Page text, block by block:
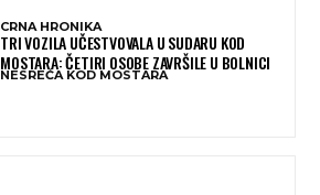
CRNA HRONIKA
TRI VOZILA UČESTVOVALA U SUDARU KOD
MOSTARA: ČETIRI OSOBE ZAVRŠILE U BOLNICI
NESREĆA KOD MOSTARA